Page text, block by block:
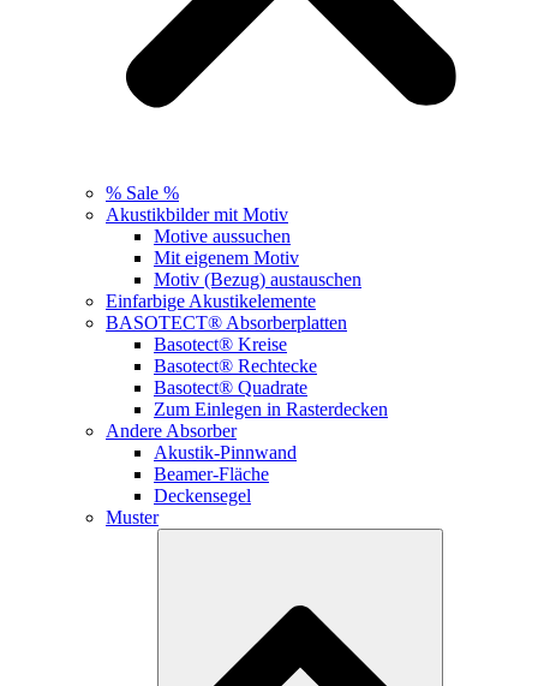
% Sale %
Akustikbilder mit Motiv
Motive aussuchen
Mit eigenem Motiv
Motiv (Bezug) austauschen
Einfarbige Akustikelemente
BASOTECT® Absorberplatten
Basotect® Kreise
Basotect® Rechtecke
Basotect® Quadrate
Zum Einlegen in Rasterdecken
Andere Absorber
Akustik-Pinnwand
Beamer-Fläche
Deckensegel
Muster